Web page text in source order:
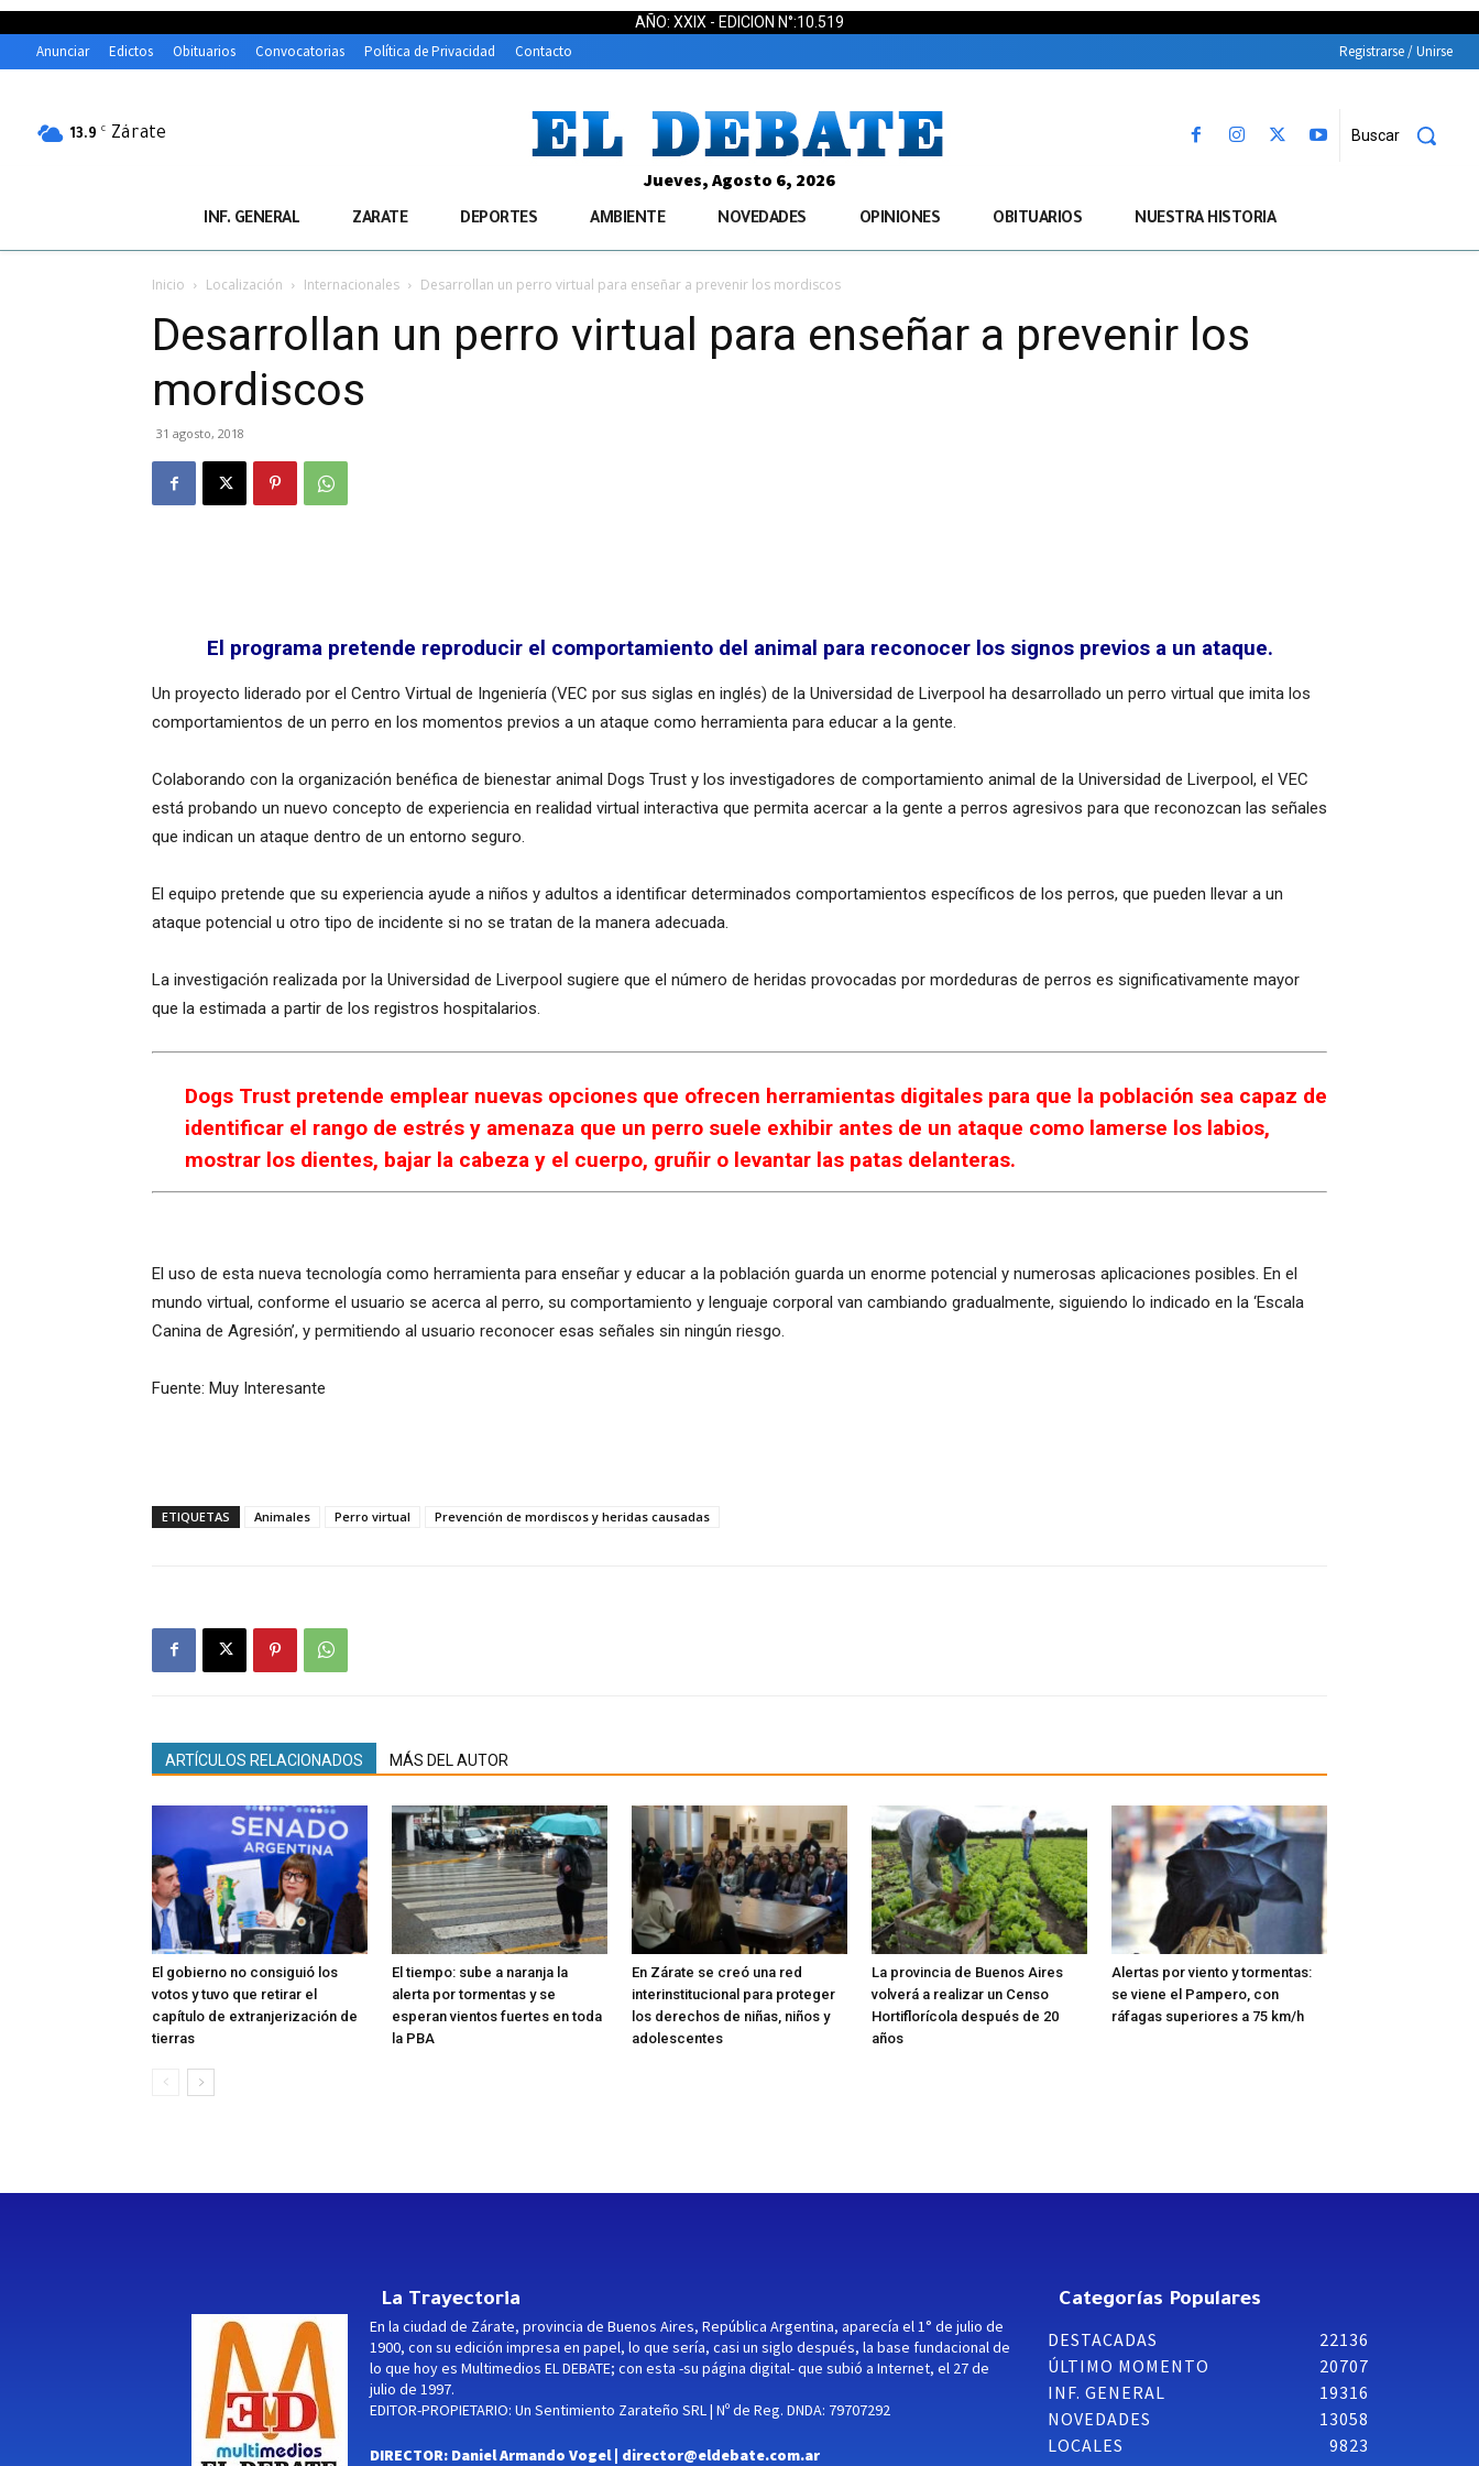
AÑO: XXIX - EDICION N°:10.519
Anunciar Edictos Obituarios Convocatorias Política de Privacidad Contacto Registrarse / Unirse
13.9 C Zárate Buscar
Jueves, Agosto 6, 2026
INF. GENERAL ZARATE DEPORTES AMBIENTE NOVEDADES OPINIONES OBITUARIOS NUESTRA HISTORIA
Inicio Localización Internacionales Desarrollan un perro virtual para enseñar a prevenir los mordiscos
Desarrollan un perro virtual para enseñar a prevenir los
mordiscos
31 agosto, 2018
El programa pretende reproducir el comportamiento del animal para reconocer los signos previos a un ataque.
Un proyecto liderado por el Centro Virtual de Ingeniería (VEC por sus siglas en inglés) de la Universidad de Liverpool ha desarrollado un perro virtual que imita los
comportamientos de un perro en los momentos previos a un ataque como herramienta para educar a la gente.
Colaborando con la organización benéfica de bienestar animal Dogs Trust y los investigadores de comportamiento animal de la Universidad de Liverpool, el VEC
está probando un nuevo concepto de experiencia en realidad virtual interactiva que permita acercar a la gente a perros agresivos para que reconozcan las señales
que indican un ataque dentro de un entorno seguro.
El equipo pretende que su experiencia ayude a niños y adultos a identificar determinados comportamientos específicos de los perros, que pueden llevar a un
ataque potencial u otro tipo de incidente si no se tratan de la manera adecuada.
La investigación realizada por la Universidad de Liverpool sugiere que el número de heridas provocadas por mordeduras de perros es significativamente mayor
que la estimada a partir de los registros hospitalarios.
Dogs Trust pretende emplear nuevas opciones que ofrecen herramientas digitales para que la población sea capaz de
identificar el rango de estrés y amenaza que un perro suele exhibir antes de un ataque como lamerse los labios,
mostrar los dientes, bajar la cabeza y el cuerpo, gruñir o levantar las patas delanteras.
El uso de esta nueva tecnología como herramienta para enseñar y educar a la población guarda un enorme potencial y numerosas aplicaciones posibles. En el
mundo virtual, conforme el usuario se acerca al perro, su comportamiento y lenguaje corporal van cambiando gradualmente, siguiendo lo indicado en la ‘Escala
Canina de Agresión’, y permitiendo al usuario reconocer esas señales sin ningún riesgo.
Fuente: Muy Interesante
ETIQUETAS Animales Perro virtual Prevención de mordiscos y heridas causadas
ARTÍCULOS RELACIONADOS MÁS DEL AUTOR
El gobierno no consiguió los
votos y tuvo que retirar el
capítulo de extranjerización de
tierras
El tiempo: sube a naranja la
alerta por tormentas y se
esperan vientos fuertes en toda
la PBA
En Zárate se creó una red
interinstitucional para proteger
los derechos de niñas, niños y
adolescentes
La provincia de Buenos Aires
volverá a realizar un Censo
Hortiflorícola después de 20
años
Alertas por viento y tormentas:
se viene el Pampero, con
ráfagas superiores a 75 km/h
La Trayectoria
En la ciudad de Zárate, provincia de Buenos Aires, República Argentina, aparecía el 1° de julio de
1900, con su edición impresa en papel, lo que sería, casi un siglo después, la base fundacional de
lo que hoy es Multimedios EL DEBATE; con esta -su página digital- que subió a Internet, el 27 de
julio de 1997.
EDITOR-PROPIETARIO: Un Sentimiento Zarateño SRL | Nº de Reg. DNDA: 79707292
DIRECTOR: Daniel Armando Vogel | director@eldebate.com.ar
Categorías Populares
DESTACADAS
22136
ÚLTIMO MOMENTO
20707
INF. GENERAL
19316
NOVEDADES
13058
LOCALES
9823